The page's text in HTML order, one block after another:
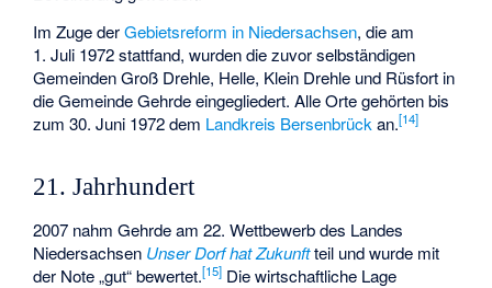
Im Zuge derGebietsreform in Niedersachsen, die am
1. Juli 1972 stattfand, wurden die zuvor selbständigen
Gemeinden Groß Drehle, Helle, Klein Drehle und Rüsfort in
die Gemeinde Gehrde eingegliedert. Alle Orte gehörten bis
zum 30. Juni 1972 dem Landkreis Bersenbrück an.[14]
21. Jahrhundert
2007 nahm Gehrde am 22. Wettbewerb des Landes
Niedersachsen Unser Dorf hat Zukunftteil und wurde mit
der Note „gut“ bewertet.[15] Die wirtschaftliche Lage